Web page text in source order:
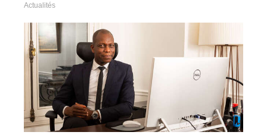
Actualités